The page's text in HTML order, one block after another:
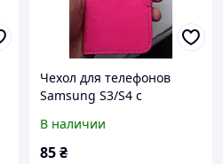
Чехол для телефонов
Samsung S3/S4 c
отделениями для карт
красный
В наличии
85₴